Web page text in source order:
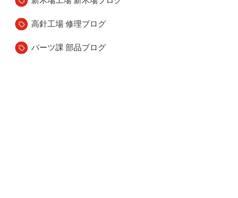
高針工場 修理ブログ
パーツ課 部品ブログ